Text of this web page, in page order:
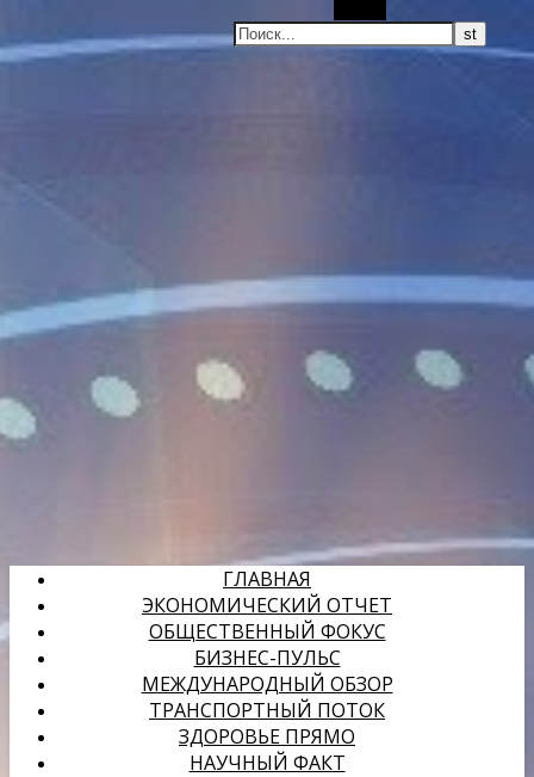
ГЛАВНАЯ
ЭКОНОМИЧЕСКИЙ ОТЧЕТ
ОБЩЕСТВЕННЫЙ ФОКУС
БИЗНЕС-ПУЛЬС
МЕЖДУНАРОДНЫЙ ОБЗОР
ТРАНСПОРТНЫЙ ПОТОК
ЗДОРОВЬЕ ПРЯМО
НАУЧНЫЙ ФАКТ